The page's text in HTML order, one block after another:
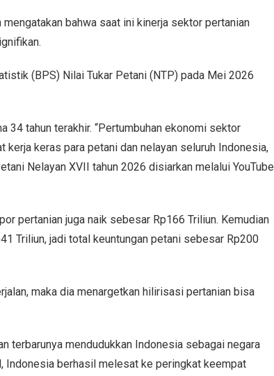
bahwa saat ini kinerja sektor pertanian
(BPS) Nilai Tukar Petani (NTP) pada Mei 2026
34 tahun terakhir. “Pertumbuhan ekonomi sektor
keras para petani dan nelayan seluruh Indonesia,
Nelayan XVII tahun 2026 disiarkan melalui YouTube
pertanian juga naik sebesar Rp166 Triliun. Kemudian
Triliun, jadi total keuntungan petani sebesar Rp200
maka dia menargetkan hilirisasi pertanian bisa
terbarunya mendudukkan Indonesia sebagai negara
Indonesia berhasil melesat ke peringkat keempat